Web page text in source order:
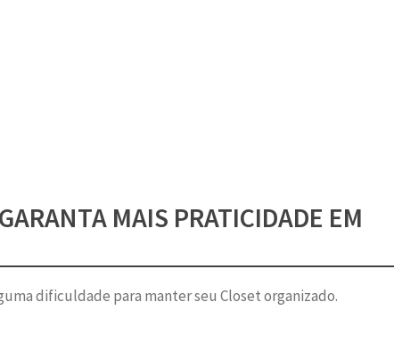
MAIS PRATICIDADE EM
dificuldade para manter seu Closet organizado.